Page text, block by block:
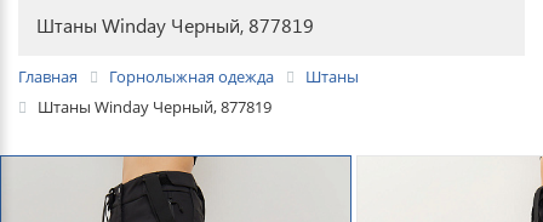
Штаны Winday Черный, 877819
Главная Горнолыжная одежда
Штаны
Штаны Winday Черный, 877819